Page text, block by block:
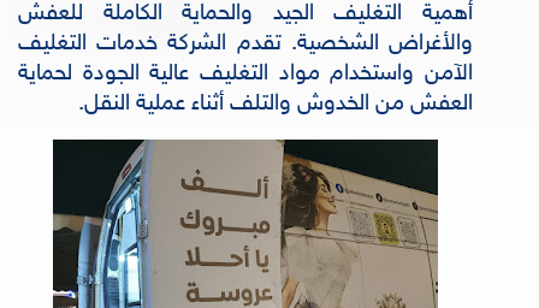
أهمية التغليف الجيد والحماية الكاملة للعفش
والأغراض الشخصية. تقدم الشركة خدمات التغليف
الآمن واستخدام مواد التغليف عالية الجودة لحماية
العفش من الخدوش والتلف أثناء عملية النقل.